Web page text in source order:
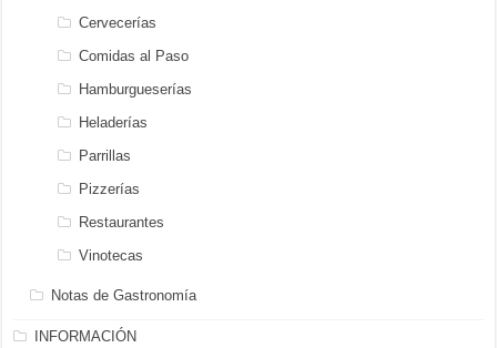
Cervecerías
Comidas al Paso
Hamburgueserías
Heladerías
Parrillas
Pizzerías
Restaurantes
Vinotecas
Notas de Gastronomía
INFORMACIÓN